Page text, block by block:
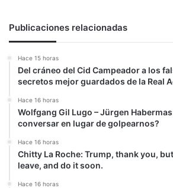
Publicaciones relacionadas
Hace 15 horas
Del cráneo del Cid Campeador a los
secretos mejor guardados de la Real
Hace 16 horas
Wolfgang Gil Lugo – Jürgen
conversar en lugar de golpearnos?
Hace 16 horas
Chitty La Roche: Trump, thank you,
leave, and do it soon.
Hace 16 horas